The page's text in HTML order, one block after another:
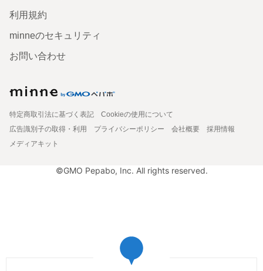
利用規約
minneのセキュリティ
お問い合わせ
特定商取引法に基づく表記
Cookieの使用について
広告識別子の取得・利用
プライバシーポリシー 会社概要
採用情報
メディアキット
©GMO Pepabo, Inc. All rights reserved.